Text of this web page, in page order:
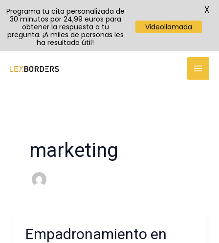
marketing
Empadronamiento en
Empadronamiento
Programa tu cita personalizada de
30 minutos por 24,99 euros para
obtener la respuesta a tu
pregunta. ¡A miles de personas les
ha resultado útil!
Videollamada
X